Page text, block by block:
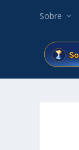
Sobre